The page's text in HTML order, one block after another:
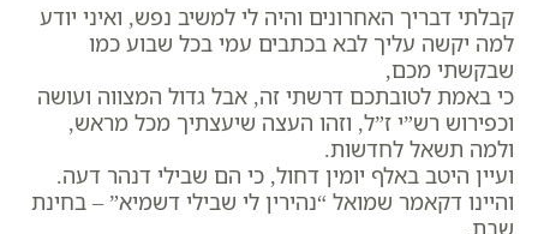
קבלתי דבריך האחרונים והיה לי למשיב נפש, ואיני יודע
למה יקשה עליך לבא בכתבים עמי בכל שבוע כמו
שבקשתי מכם,
כי באמת לטובתכם דרשתי זה, אבל גדול המצווה ועושה
וכפירוש רש”י ז”ל, וזהו העצה שיעצתיך מכל מראש,
ולמה תשאל לחדשות.
ועיין היטב באלף יומין דחול, כי הם שבילי דנהר דעה.
והיינו דקאמר שמואל “נהירין לי שבילי דשמיא” – בחינת
שבת,